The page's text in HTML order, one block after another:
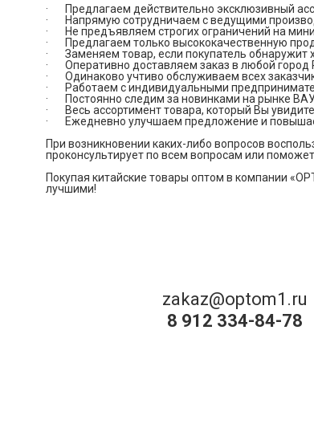
· Предлагаем действительно эксклюзивный
· Напрямую сотрудничаем с ведущими
· Не предъявляем строгих ограничений на
· Предлагаем только высококачественную
· Заменяем товар, если покупатель обнаружит
· Оперативно доставляем заказ в любой город
· Одинаково учтиво обслуживаем всех
· Работаем с индивидуальными
· Постоянно следим за новинками на рынке
· Весь ассортимент товара, который Вы увидите
· Ежедневно улучшаем предложение и
При возникновении каких-либо вопросов
проконсультирует по всем вопросам или
Покупая китайские товары оптом в компании
лучшими!
zakaz@optom1.ru
8 912 334-84-78